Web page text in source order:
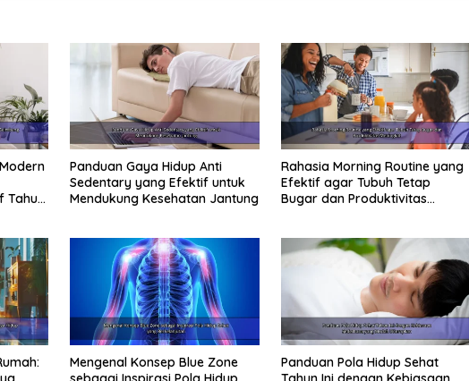
Tahun
Panduan Gaya Hidup Anti
Sedentary yang Efektif untuk
Mendukung Kesehatan Jantung
Rahasia Morning Routine yang
Efektif agar Tubuh Tetap
Bugar dan Produktivitas
Mengenal Konsep Blue Zone
Panduan Pola Hidup Sehat